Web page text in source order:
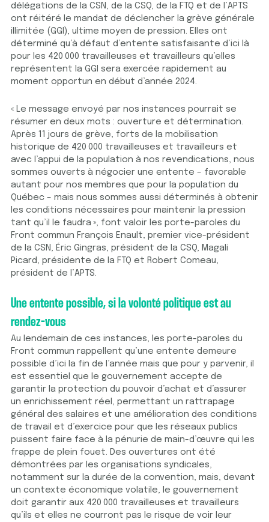
délégations de la CSN, de la CSQ, de la FTQ et de l’APTS
ont réitéré le mandat de déclencher la grève générale
illimitée (GGI), ultime moyen de pression. Elles ont
déterminé qu’à défaut d’entente satisfaisante d’ici là
pour les 420 000 travailleuses et travailleurs qu’elles
représentent la GGI sera exercée rapidement au
moment opportun en début d’année 2024.
« Le message envoyé par nos instances pourrait se
résumer en deux mots : ouverture et détermination.
Après 11 jours de grève, forts de la mobilisation
historique de 420 000 travailleuses et travailleurs et
avec l’appui de la population à nos revendications, nous
sommes ouverts à négocier une entente – favorable
autant pour nos membres que pour la population du
Québec – mais nous sommes aussi déterminés à obtenir
les conditions nécessaires pour maintenir la pression
tant qu’il le faudra », font valoir les porte-paroles du
Front commun François Enault, premier vice-président
de la CSN, Éric Gingras, président de la CSQ, Magali
Picard, présidente de la FTQ et Robert Comeau,
président de l’APTS.
Une entente possible, si la volonté politique est au
rendez-vous
Au lendemain de ces instances, les porte-paroles du
Front commun rappellent qu’une entente demeure
possible d’ici la fin de l’année mais que pour y parvenir, il
est essentiel que le gouvernement accepte de
garantir la protection du pouvoir d’achat et d’assurer
un enrichissement réel, permettant un rattrapage
général des salaires et une amélioration des conditions
de travail et d’exercice pour que les réseaux publics
puissent faire face à la pénurie de main-d’œuvre qui les
frappe de plein fouet. Des ouvertures ont été
démontrées par les organisations syndicales,
notamment sur la durée de la convention, mais, devant
un contexte économique volatile, le gouvernement
doit garantir aux 420 000 travailleuses et travailleurs
qu’ils et elles ne courront pas le risque de voir leur